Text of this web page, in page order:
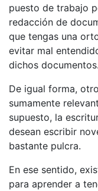
puesto de trabajo
redacción de
que tengas una
evitar mal
dichos documentos.
De igual forma,
sumamente
supuesto, la
desean escribir
bastante pulcra.
En ese sentido,
para aprender a